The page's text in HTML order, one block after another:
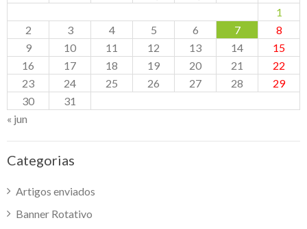
1
2
3 4 5 6 7
8
9
10 11 12 13 14
15
16
17 18 19 20 21
22
23
24 25 26 27 28
29
30
31
« jun
Categorias
Artigos enviados
Banner Rotativo